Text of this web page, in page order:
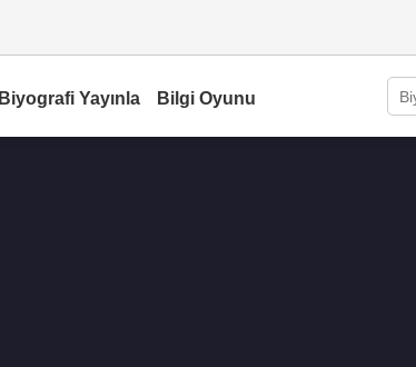
Biyografi Yayınla Bilgi Oyunu